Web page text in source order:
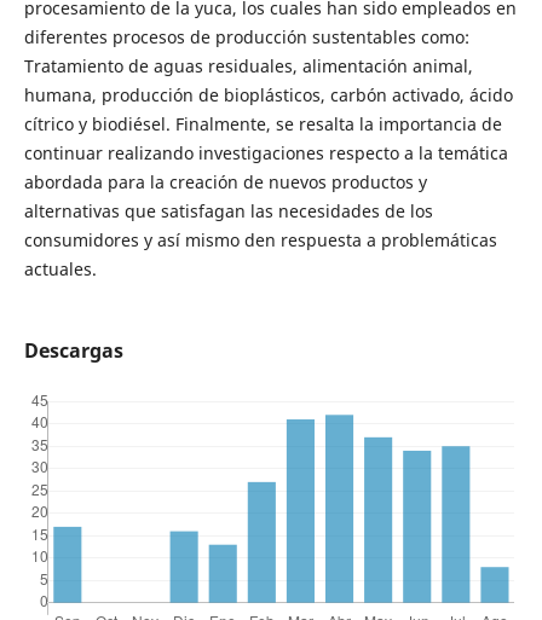
procesamiento de la yuca, los cuales han sido empleados en
diferentes procesos de producción sustentables como:
Tratamiento de aguas residuales, alimentación animal,
humana, producción de bioplásticos, carbón activado, ácido
cítrico y biodiésel. Finalmente, se resalta la importancia de
continuar realizando investigaciones respecto a la temática
abordada para la creación de nuevos productos y
alternativas que satisfagan las necesidades de los
consumidores y así mismo den respuesta a problemáticas
actuales.
Descargas